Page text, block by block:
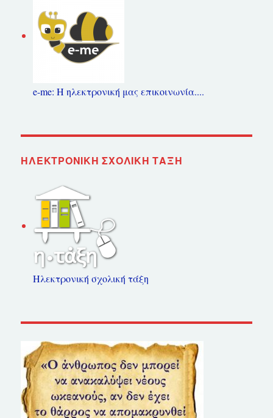
e-me: Η ηλεκτρονική μας επικοινωνία....
ΗΛΕΚΤΡΟΝΙΚΉ ΣΧΟΛΙΚΉ ΤΆΞΗ
Ηλεκτρονική σχολική τάξη